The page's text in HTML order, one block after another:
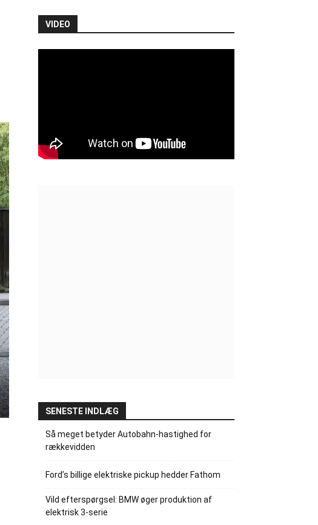
VIDEO
SENESTE INDLÆG
Så meget betyder Autobahn-hastighed for
rækkevidden
Ford’s billige elektriske pickup hedder Fathom
Vild efterspørgsel: BMW øger produktion af
elektrisk 3-serie